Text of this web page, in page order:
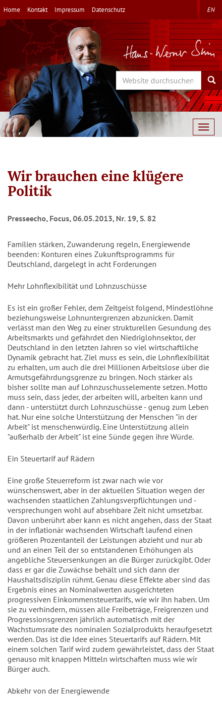
Direkt
zum
Inhalt
Home Kontakt Impressum Datenschutz EN
Search
Wir brauchen eine klügere
Politik
Presseecho, Focus, 06.05.2013, Nr. 19, S. 82
Familien stärken, Zuwanderung regeln, Energiewende
beenden: Konturen eines Zukunftsprogramms für
Deutschland, dargelegt in acht Forderungen
Mehr Lohnflexibilität und Lohnzuschüsse
Es ist ein großer Fehler, dem Zeitgeist folgend, Mindestlöhne
beziehungsweise Lohnuntergrenzen abzunicken. Damit
verlässt man den Weg zu einer strukturellen Gesundung des
Arbeitsmarkts und gefährdet den Niedriglohnsektor, der
Deutschland in den letzten Jahren so viel wirtschaftliche
Dynamik gebracht hat. Ziel muss es sein, die Lohnflexibilität
zu erhalten, um auch die drei Millionen Arbeitslose über die
Armutsgefährdungsgrenze zu bringen. Noch stärker als
bisher sollte man auf Lohnzuschusselemente setzen. Motto
muss sein, dass jeder, der arbeiten will, arbeiten kann und
dann - unterstützt durch Lohnzuschüsse - genug zum Leben
hat. Nur eine solche Unterstützung der Menschen "in der
Arbeit" ist menschenwürdig. Eine Unterstützung allein
"außerhalb der Arbeit" ist eine Sünde gegen ihre Würde.
Ein Steuertarif auf Rädern
Eine große Steuerreform ist zwar nach wie vor
wünschenswert, aber in der aktuellen Situation wegen der
wachsenden staatlichen Zahlungsverpflichtungen und -
versprechungen wohl auf absehbare Zeit nicht umsetzbar.
Davon unberührt aber kann es nicht angehen, dass der Staat
in der inflationär wachsenden Wirtschaft laufend einen
größeren Prozentanteil der Leistungen abzieht und nur ab
und an einen Teil der so entstandenen Erhöhungen als
angebliche Steuersenkungen an die Bürger zurückgibt. Oder
dass er gar die Zuwächse behält und sich dann der
Haushaltsdisziplin rühmt. Genau diese Effekte aber sind das
Ergebnis eines an Nominalwerten ausgerichteten
progressiven Einkommensteuertarifs, wie wir ihn haben. Um
sie zu verhindern, müssen alle Freibeträge, Freigrenzen und
Progressionsgrenzen jährlich automatisch mit der
Wachstumsrate des nominalen Sozialprodukts heraufgesetzt
werden. Das ist die Idee eines Steuertarifs auf Rädern. Mit
einem solchen Tarif wird zudem gewährleistet, dass der Staat
genauso mit knappen Mitteln wirtschaften muss wie wir
Bürger auch.
Abkehr von der Energiewende